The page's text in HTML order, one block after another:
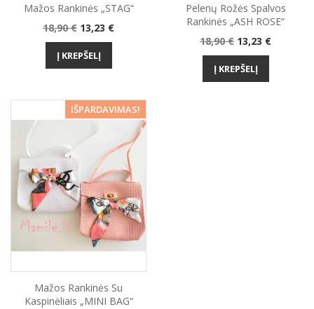
Mažos Rankinės „STAG“
Bazinė
kaina
18,90 € Kaina
13,23 €
Į KREPŠELĮ
Pelenų Rožės Spalvos
Rankinės „ASH ROSE“
Bazinė
kaina
18,90 € Kaina
13,23 €
Į KREPŠELĮ
−30%
IŠPARDAVIMAS!
Mažos Rankinės Su
Kaspinėliais „MINI BAG“